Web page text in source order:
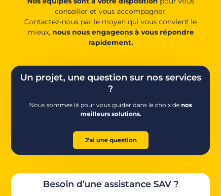
conseiller et vous accompagner.
Contactez-nous par le moyen qui vous convient le
mieux, nous nous engageons à vous répondre
rapidement.
Un projet, une question sur nos services
?
Nous sommes là pour vous guider dans le choix de nos
meilleurs solutions.
J'ai une question
Besoin d’une assistance SAV ?